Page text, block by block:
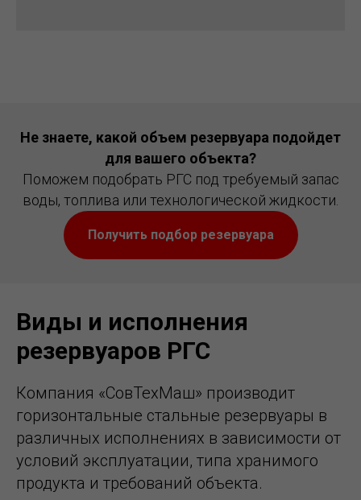
Не знаете, какой объем резервуара подойдет
для вашего объекта?
Поможем подобрать РГС под требуемый запас
воды, топлива или технологической жидкости.
Получить подбор резервуара
Виды и исполнения
резервуаров РГС
Компания «СовТехМаш» производит
горизонтальные стальные резервуары в
различных исполнениях в зависимости от
условий эксплуатации, типа хранимого
продукта и требований объекта.